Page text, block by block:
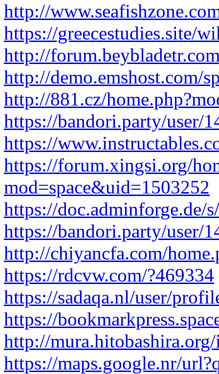
http://
https://greecestudies.site/
http://
http://demo.emshost.com/
http://881.cz/
https://bandori.party/user/
https://
https://forum.xingsi.org/
mod=space&uid=1503252
https://doc.adminforge.de/
https://bandori.party/user/
http://chiyancfa.com/
https://rdcvw.com/?469334
https://sadaqa.nl/user/
https://
http://mura.hitobashira.org/
https://maps.google.nr/